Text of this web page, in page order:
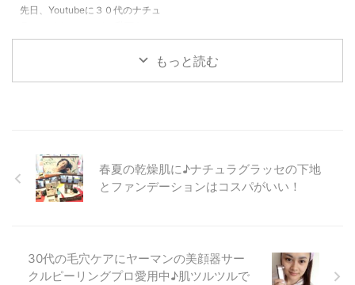
自分に似合う色で手作り口紅作っ
シアバター、ホホバオイル、ココ
ナッツオイル、蜜蝋、カスターオ
ニキビ跡などの悩みを抱えている
のですが、 ３０代以上のお肌に
先日、Youtubeに３０代のナチュ
プしてみました(^^)/ ２０代の頃
はただメイクを薄くすればナチュ
くなってしまいました(T_T) 特に
私が悩んでるのがシミ・・・・
厚塗り感を出さずに、シミに目が
いかないように ツヤのある美肌
うなナチュラルメ ...
もっと読む
春夏の乾燥肌に♪ナチュラグラッセの下地
とファンデーションはコスパがいい！
30代の毛穴ケアにヤーマンの美顔器サー
クルピーリングプロ愛用中♪肌ツルツルで